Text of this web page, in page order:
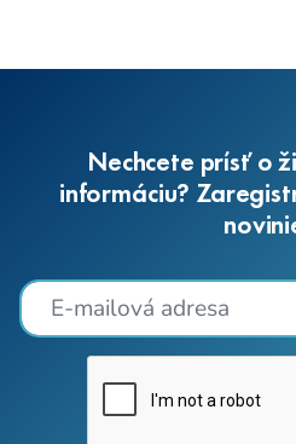
Nechcete prísť o
informáciu?